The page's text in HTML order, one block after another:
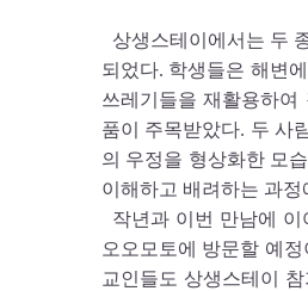
상생스테이에서는 두
되었다. 학생들은 해변
쓰레기들을 재활용하
품이 주목받았다. 두 사
의 우정을 형상화한 모
이해하고 배려하는 과
작년과 이번 만남에 이
오오모토에 방문할 예
교인들도 상생스테이